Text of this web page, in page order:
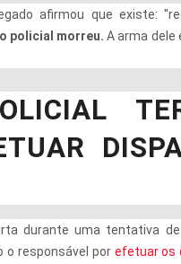
afirmou que existe:
o policial morreu.A arma dele
durante uma tentativa
o responsável por efetuar os